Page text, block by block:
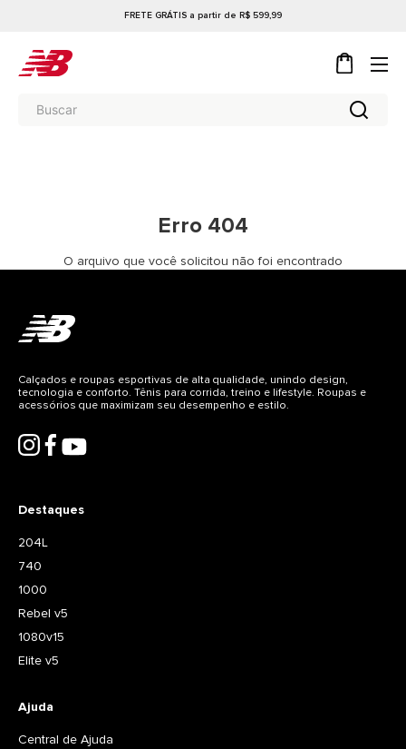
FRETE GRÁTIS a partir de R$ 599,99
Erro 404
O arquivo que você solicitou não foi encontrado
Destaques
204L
740
1000
Rebel v5
1080v15
Elite v5
Ajuda
Central de Ajuda
Calçados e roupas esportivas de alta qualidade, unindo design,
tecnologia e conforto. Tênis para corrida, treino e lifestyle. Roupas e
acessórios que maximizam seu desempenho e estilo.